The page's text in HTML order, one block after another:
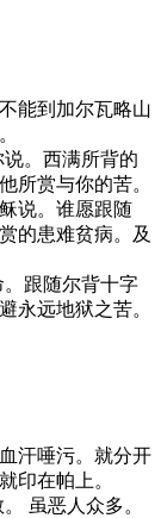
能到加尔瓦略山
。西满所背的
所赏与你的苦。
说。谁愿跟随
的患难贫病。及
跟随尔背十字
永远地狱之苦。
汗唾污。就分开
印在帕上。
虽恶人众多。